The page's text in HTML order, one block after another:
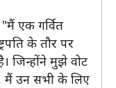
एक गर्वित
के तौर पर
जिन्होंने मुझे वोट
मैं उन सभी के लिए